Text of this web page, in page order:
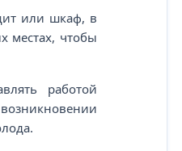
или шкаф, в
местах, чтобы
работой